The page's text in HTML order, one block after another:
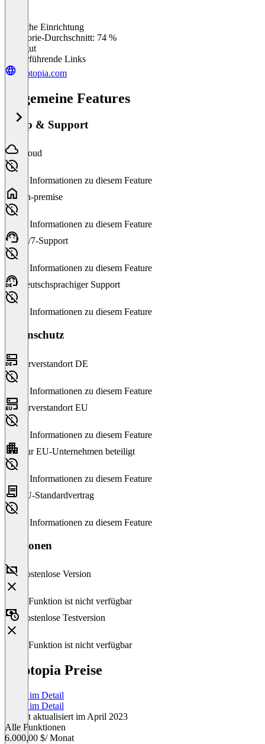
Einfache Einrichtung
Kategorie-Durchschnitt: 74 %
Sehr gut
Weiterführende Links
apptopia.com
Allgemeine Features
Setup & Support
Cloud
Keine Informationen zu diesem Feature
On-premise
Keine Informationen zu diesem Feature
24/7-Support
Keine Informationen zu diesem Feature
Deutschsprachiger Support
Keine Informationen zu diesem Feature
Datenschutz
Serverstandort DE
Keine Informationen zu diesem Feature
Serverstandort EU
Keine Informationen zu diesem Feature
Nur EU-Unternehmen beteiligt
Keine Informationen zu diesem Feature
EU-Standardvertrag
Keine Informationen zu diesem Feature
Versionen
Kostenlose Version
Diese Funktion ist nicht verfügbar
Kostenlose Testversion
Diese Funktion ist nicht verfügbar
Apptopia Preise
Preise im Detail
Preise im Detail
Zuletzt aktualisiert im April 2023
Alle Funktionen
6.000,00 $/ Monat